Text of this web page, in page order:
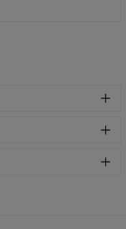
z wytrzymałego
Znajdź swój
i Huawei. Wybierz z